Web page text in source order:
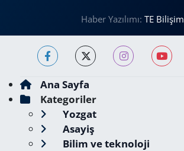
Haber Yazılımı: TE Bilişim
Ana Sayfa
Kategoriler
Yozgat
Asayiş
Bilim ve teknoloji